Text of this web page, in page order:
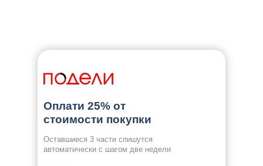
Оплати 25% от
стоимости покупки
Оставшиеся 3 части спишутся
автоматически с шагом две недели